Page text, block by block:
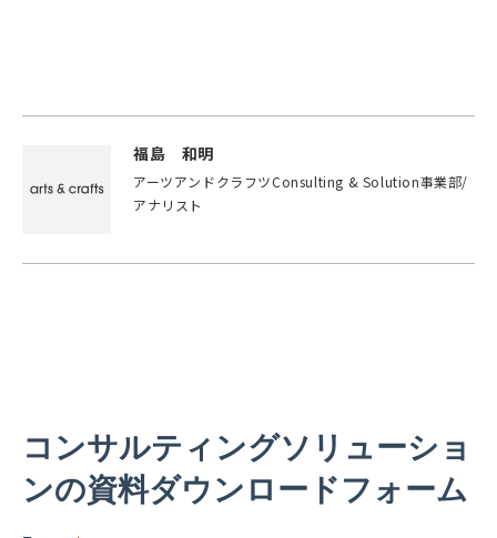
福島 和明
アーツアンドクラフツConsulting & Solution事業部/
アナリスト